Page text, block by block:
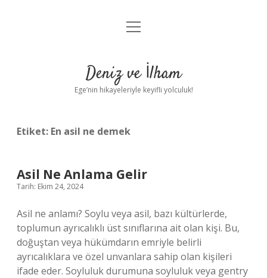
Anasayfa
Yasal Uyarı
menüyü
Deniz ve İlham
Ege’nin hikayeleriyle keyifli yolculuk!
Etiket: En asil ne demek
Asil Ne Anlama Gelir
Tarih: Ekim 24, 2024
Asil ne anlamı? Soylu veya asil, bazı kültürlerde,
toplumun ayrıcalıklı üst sınıflarına ait olan kişi. Bu,
doğuştan veya hükümdarın emriyle belirli
ayrıcalıklara ve özel unvanlara sahip olan kişileri
ifade eder. Soyluluk durumuna soyluluk veya gentry